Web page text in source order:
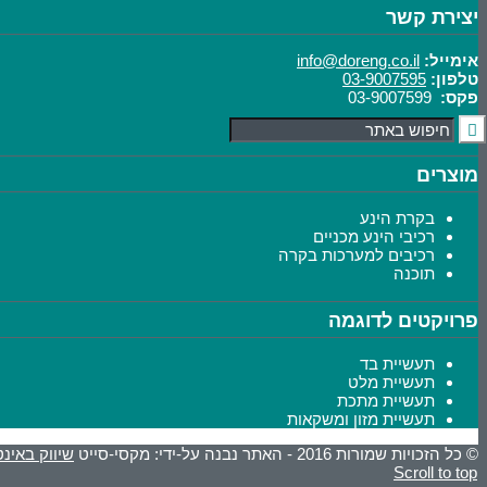
יצירת קשר
אימייל: info@doreng.co.il
טלפון: 03-9007595
פקס:
מוצרים
בקרת הינע
רכיבי הינע מכניים
רכיבים למערכות בקרה
תוכנה
פרויקטים לדוגמה
תעשיית בד
תעשיית מלט
תעשיית מתכת
תעשיית מזון ומשקאות
© כל הזכויות שמורות 2016 - האתר נבנה על-ידי: מקסי-סייט
שיווק
Scroll to top